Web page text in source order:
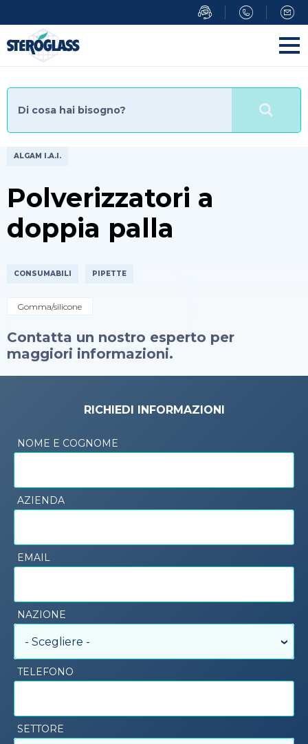
al
contenuto
principale
ALGAM I.A.I.
Polverizzatori a
doppia palla
CONSUMABILI PIPETTE
Gomma/silicone
Contatta un nostro esperto per
maggiori informazioni.
RICHIEDI INFORMAZIONI
NOME E COGNOME
AZIENDA
EMAIL
NAZIONE
- Scegliere -
TELEFONO
SETTORE